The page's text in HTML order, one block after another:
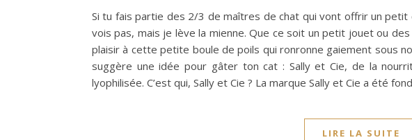
Si tu fais partie des 2/3 de maîtres de chat qui vont offrir un petit
vois pas, mais je lève la mienne. Que ce soit un petit jouet ou
plaisir à cette petite boule de poils qui ronronne gaiement sous
suggère une idée pour gâter ton cat : Sally et Cie, de la
lyophilisée. C’est qui, Sally et Cie ? La marque Sally et Cie a été
LIRE LA SUITE